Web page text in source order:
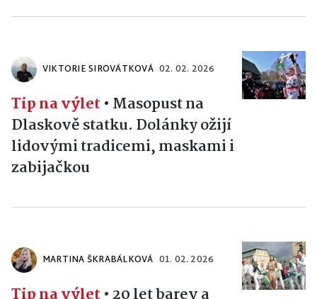
VIKTORIE SIROVÁTKOVÁ 02. 02. 2026
Tip na výlet • Masopust na
Dlaskově statku. Dolánky ožijí
lidovými tradicemi, maskami i
zabijačkou
MARTINA ŠKRABÁLKOVÁ 01. 02. 2026